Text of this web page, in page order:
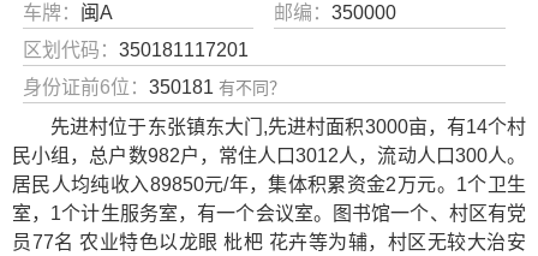
车牌： 闽A 邮编：350000
区划代码： 350181117201
身份证前6位： 350181 有不同？
先进村位于东张镇东大门,先进村面积3000亩，有14个村
民小组，总户数982户，常住人口3012人，流动人口300人。
居民人均纯收入89850元/年，集体积累资金2万元。1个卫生
室，1个计生服务室，有一个会议室。图书馆一个、村区有党
员77名 农业特色以龙眼 枇杷 花卉等为辅，村区无较大治安